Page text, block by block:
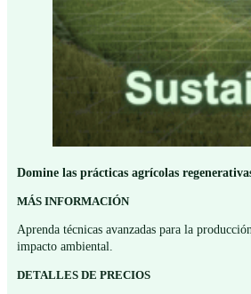
Domine las prácticas agrícolas
MÁS INFORMACIÓN
Aprenda técnicas avanzadas para la
impacto ambiental.
DETALLES DE PRECIOS